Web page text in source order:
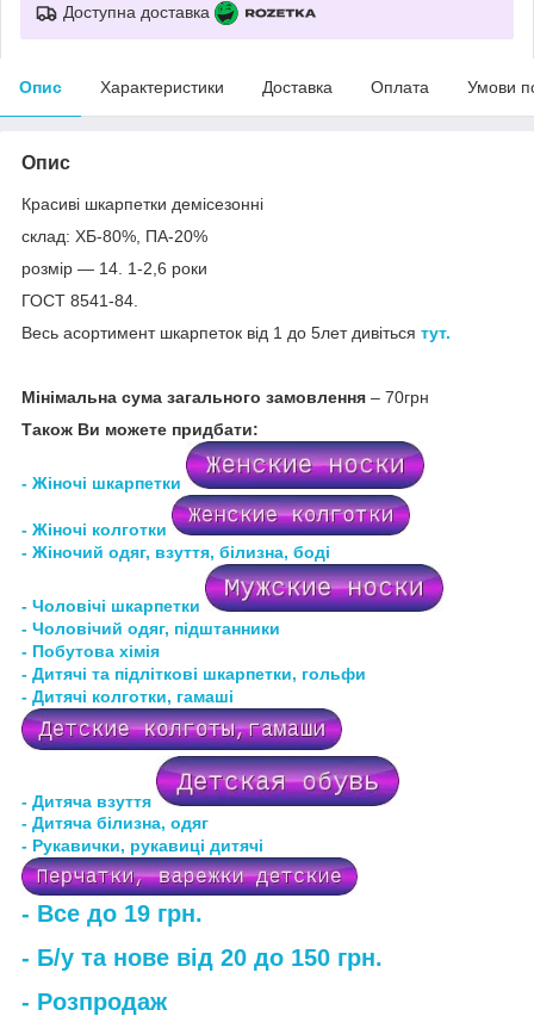
Доступна доставка
Опис Характеристики Доставка Оплата Умови
Опис
Красиві шкарпетки демісезонні
склад: ХБ-80%, ПА-20%
розмір — 14. 1-2,6 роки
ГОСТ 8541-84.
Весь асортимент шкарпеток від 1 до 5лет дивіться тут.
Мінімальна сума загального замовлення – 70грн
Також Ви можете придбати:
- Жіночі шкарпетки
- Жіночі колготки
- Жіночий одяг, взуття, білизна, боді
- Чоловічі шкарпетки
- Чоловічий одяг, підштанники
- Побутова хімія
- Дитячі та підліткові шкарпетки, гольфи
- Дитячі колготки, гамаші
- Дитяча взуття
- Дитяча білизна, одяг
- Рукавички, рукавиці дитячі
- Все до 19 грн.
- Б/у та нове від 20 до 150 грн.
- Розпродаж